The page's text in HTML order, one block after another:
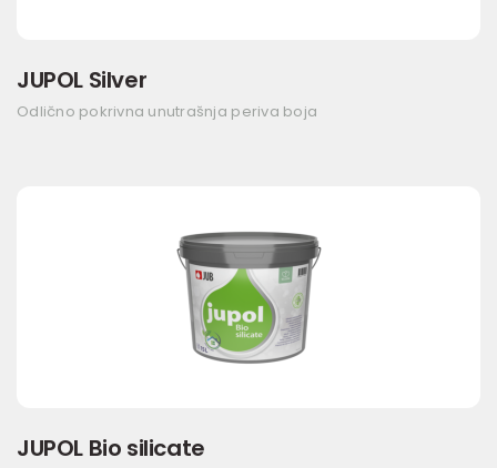
JUPOL Silver
Odlično pokrivna unutrašnja periva boja
JUPOL Bio silicate